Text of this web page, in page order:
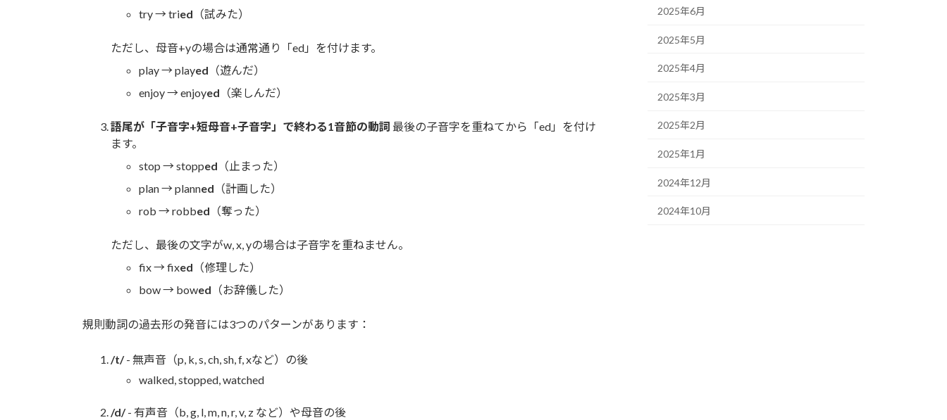
try → tried （試みた）
ただし、母音+yの場合は通常通り「ed」を付けます。
play → played （遊んだ）
enjoy → enjoyed （楽しんだ）
語尾が「子音字+短母音+子音字」で終わる1音節の動詞 最後の子音字を重ねてから「ed」を付け
ます。
stop → stopped （止まった）
plan → planned （計画した）
rob → robbed （奪った）
ただし、最後の文字がw, x, yの場合は子音字を重ねません。
fix → fixed （修理した）
bow → bowed （お辞儀した）
規則動詞の過去形の発音には3つのパターンがあります：
/t/- 無声音（p, k, s, ch, sh, f, xなど）の後
walked, stopped, watched
/d/- 有声音（b, g, l, m, n, r, v, z など）や母音の後
2025年6月
2025年5月
2025年4月
2025年3月
2025年2月
2025年1月
2024年12月
2024年10月